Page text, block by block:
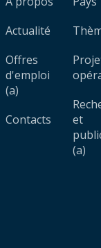
Actualité
Offres
d'emploi
(a)
Contacts
et
(a)